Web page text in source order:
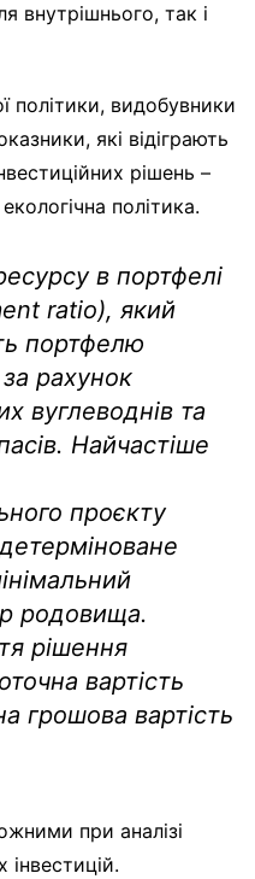
внутрішнього, так і
політики, видобувники
які відіграють
рішень –
політика.
в портфелі
ratio), який
портфелю
рахунок
вуглеводнів та
Найчастіше
проєкту
родовища.
рішення
вартість
грошова вартість
при аналізі